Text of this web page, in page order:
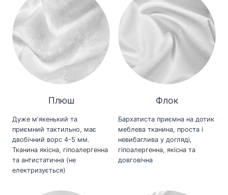
Плюш
Дуже мʼякенький та
приємний тактильно, має
двобічний ворс 4-5 мм.
Тканина якісна, гіпоалергенна
та антистатична (не
електризується)
Флок
Бархатиста приємна на дотик
меблева тканина, проста і
невибаглива у догляді,
гіпоалергенна, якісна та
довговічна